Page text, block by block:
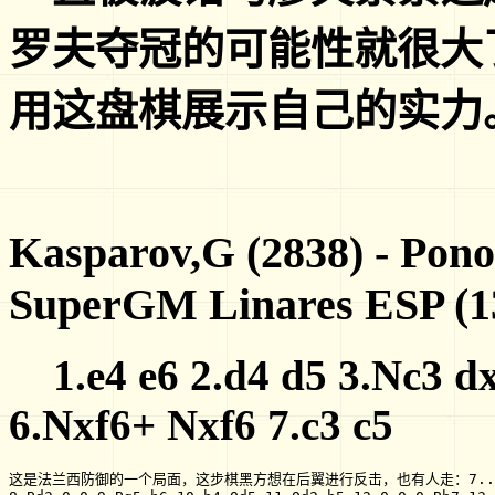
罗夫夺冠的可能性就很
用这盘棋展示自己的实力
Kasparov,G (2838) -
SuperGM Linares ESP
1.e4 e6 2.d4 d5 3.Nc3
6.Nxf6+ Nxf6 7.c3 c5
这是法兰西防御的一个局面，这步棋黑方想在后翼进行反击，也有人走：